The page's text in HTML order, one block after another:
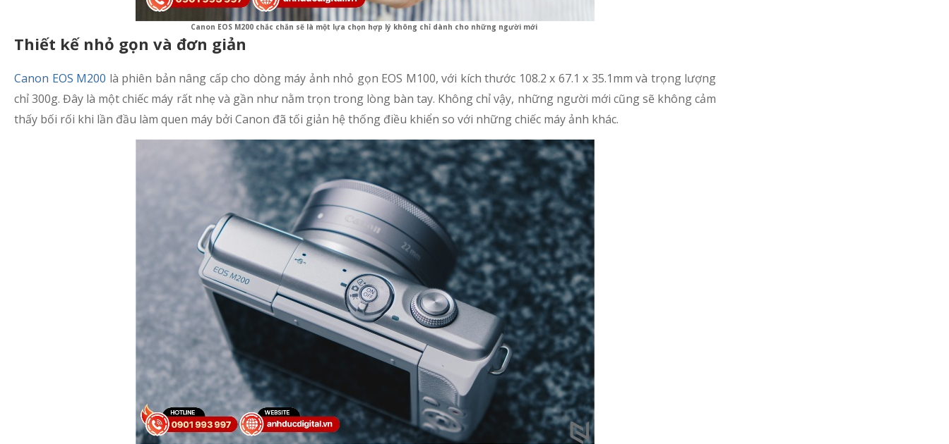
Canon EOS M200 chắc chắn sẽ là một lựa chọn hợp lý không chỉ dành cho những người mới
Thiết kế nhỏ gọn và đơn giản
Canon EOS M200 là phiên bản nâng cấp cho dòng máy ảnh nhỏ gọn EOS M100, với kích thước 108.2 x 67.1 x 35.1mm và trọng lượng
chỉ 300g. Đây là một chiếc máy rất nhẹ và gần như nằm trọn trong lòng bàn tay. Không chỉ vậy, những người mới cũng sẽ không cảm
thấy bối rối khi lần đầu làm quen máy bởi Canon đã tối giản hệ thống điều khiển so với những chiếc máy ảnh khác.